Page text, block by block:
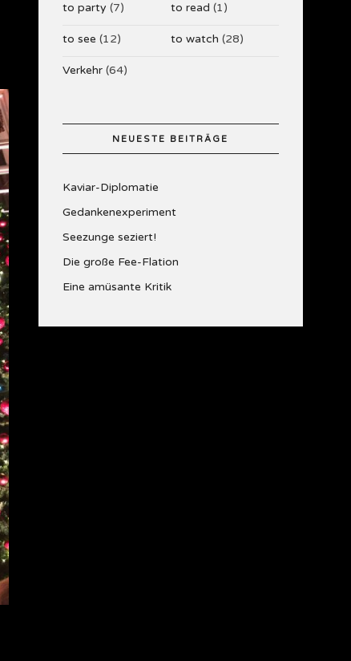
to party (7) to read (1)
to see (12) to watch (28)
Verkehr(64)
NEUESTE BEITRÄGE
Kaviar-Diplomatie
Gedankenexperiment
Seezunge seziert!
Die große Fee-Flation
Eine amüsante Kritik